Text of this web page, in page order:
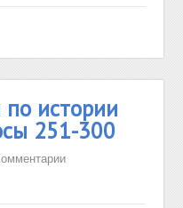
истории
251-300